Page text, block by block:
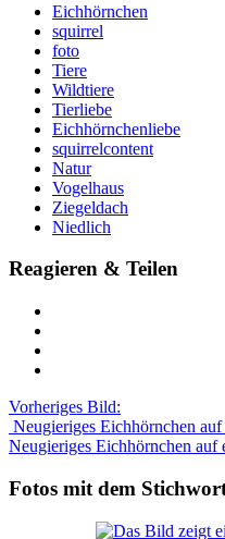
Eichhörnchen
squirrel
foto
Tiere
Wildtiere
Tierliebe
Eichhörnchenliebe
squirrelcontent
Natur
Vogelhaus
Ziegeldach
Niedlich
Reagieren & Teilen
Vorheriges Bild:
Neugieriges Eichhörnchen
Neugieriges Eichhörnchen auf
Fotos mit dem